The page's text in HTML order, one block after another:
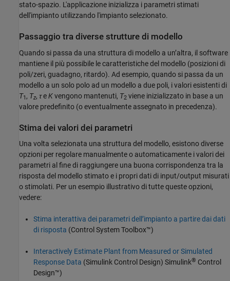
stato-spazio. L'applicazione inizializza i parametri stimati
dell'impianto utilizzando l'impianto selezionato.
Passaggio tra diverse strutture di modello
Quando si passa da una struttura di modello a un’altra, il software
mantiene il più possibile le caratteristiche del modello (posizioni di
poli/zeri, guadagno, ritardo). Ad esempio, quando si passa da un
modello a un solo polo ad un modello a due poli, i valori esistenti di
T1 , Tz, τeKvengono mantenuti, T2 viene inizializzato in base a un
valore predefinito (o eventualmente assegnato in precedenza).
Stima dei valori dei parametri
Una volta selezionata una struttura del modello, esistono diverse
opzioni per regolare manualmente o automaticamente i valori dei
parametri al fine di raggiungere una buona corrispondenza tra la
risposta del modello stimato e i propri dati di input/output misurati
o stimolati. Per un esempio illustrativo di tutte queste opzioni,
vedere:
Stima interattiva dei parametri dell’impianto a partire dai dati
di risposta (Control System Toolbox™)
Interactively Estimate Plant from Measured or Simulated
Response Data (Simulink Control Design) Simulink® Control
Design™)